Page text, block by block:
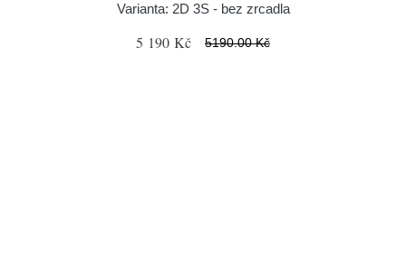
Varianta: 2D 3S - bez zrcadla
5 190 Kč 5190.00 Kč